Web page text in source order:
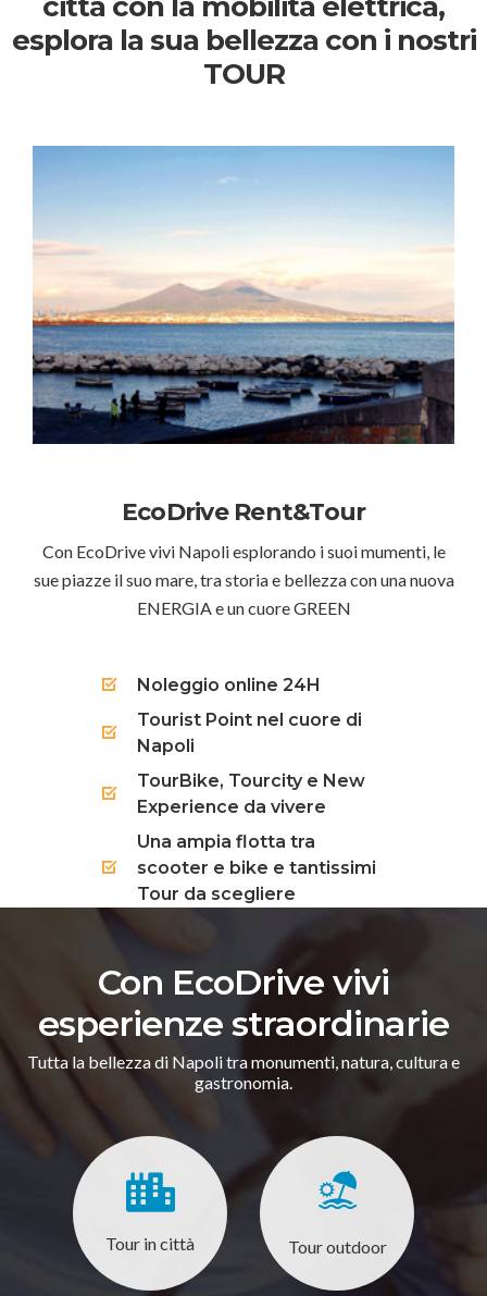
esplora la sua bellezza con i nostri
TOUR
EcoDrive Rent&Tour
Con EcoDrive vivi Napoli esplorando i suoi mumenti, le
sue piazze il suo mare, tra storia e bellezza con una nuova
ENERGIA e un cuore GREEN
Noleggio online 24H
Tourist Point nel cuore di
Napoli
TourBike, Tourcity e New
Experience da vivere
Una ampia flotta tra
scooter e bike e tantissimi
Tour da scegliere
Con EcoDrive vivi
esperienze straordinarie
Tutta la bellezza di Napoli tra monumenti, natura, cultura e
gastronomia.
Tour in città Tour outdoor